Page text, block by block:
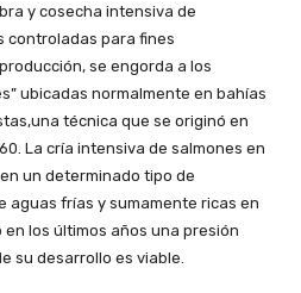
y cosecha intensiva de
controladas para fines
se engorda a los
ubicadas normalmente en bahías
técnica que se originó en
La cría intensiva de salmones en
un determinado tipo de
aguas frías y sumamente ricas en
los últimos años una presión
su desarrollo es viable.